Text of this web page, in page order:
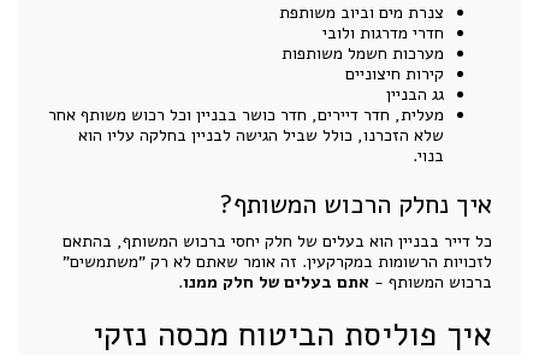
צנרת מים וביוב משותפת
חדרי מדרגות ולובי
מערכות חשמל משותפות
קירות חיצוניים
גג הבניין
מעלית, חדר דיירים, חדר כושר בבניין וכל רכוש משותף אחר
שלא הזכרנו, כולל שביל הגישה לבניין בחלקה עליו הוא
בנוי.
איך נחלק הרכוש המשותף?
כל דייר בבניין הוא בעלים של חלק יחסי ברכוש המשותף, בהתאם
לזכויות הרשומות במקרקעין. זה אומר שאתם לא רק "משתמשים"
ברכוש המשותף - אתם בעלים של חלק ממנו.
איך פוליסת הביטוח מכסה נזקי